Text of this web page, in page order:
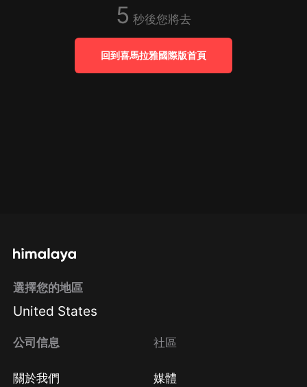
5 秒後您將去
回到喜馬拉雅國際版首頁
選擇您的地區
United States
公司信息
關於我們
社區
媒體